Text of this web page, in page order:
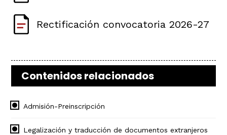
Rectificación convocatoria 2026-27
Contenidos relacionados
Admisión-Preinscripción
Legalización y traducción de documentos extranjeros